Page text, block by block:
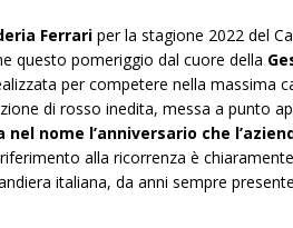
Ferrari per la stagione 2022 del
questo pomeriggio dal cuore della
per competere nella massima
di rosso inedita, messa a punto
nome l’anniversario che
alla ricorrenza è
italiana, da anni sempre